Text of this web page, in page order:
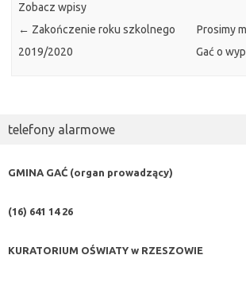
Zobacz wpisy
← Zakończenie roku szkolnego
2019/2020
Prosimy
Gać o
telefony alarmowe
GMINA GAĆ (organ prowadzący)
(16) 641 14 26
KURATORIUM OŚWIATY w RZESZOWIE